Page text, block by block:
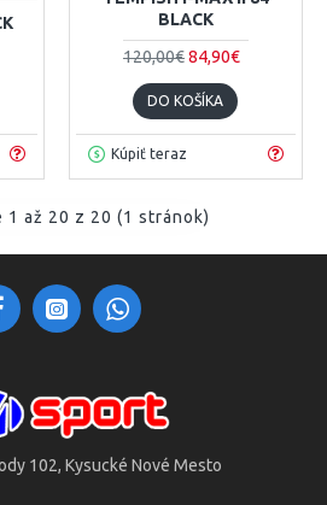
BLACK
120,00€84,90€
DO KOŠÍKA
Kúpiť teraz
1 až 20 z 20 (1 stránok)
102, Kysucké Nové Mesto